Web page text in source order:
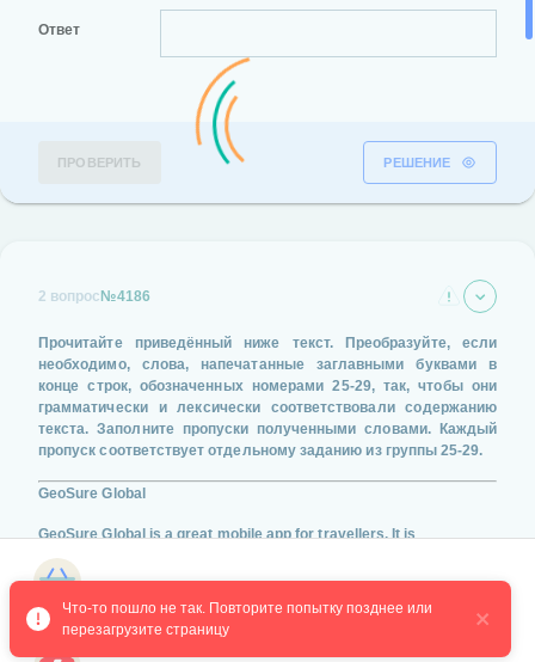
Ответ
ПРОВЕРИТЬ РЕШЕНИЕ
2 вопрос №4186
Прочитайте приведённый ниже текст. Преобразуйте, если
необходимо, слова, напечатанные заглавными буквами в
конце строк, обозначенных номерами25-29, так, чтобы они
грамматически и лексически соответствовали содержанию
текста. Заполните пропуски полученными словами. Каждый
пропуск соответствует отдельному заданию из группы25-29.
GeoSure Global
GeoSure Global is a great mobile app for travellers. It is ________
a revolutionary safety service aimed at ensuring that your trips
involve fewer risks.(CERTAIN)
Что-то пошло не так. Повторите попытку позднее или
перезагрузите страницу